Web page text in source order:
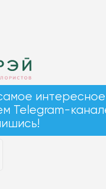
интересное
Telegram-